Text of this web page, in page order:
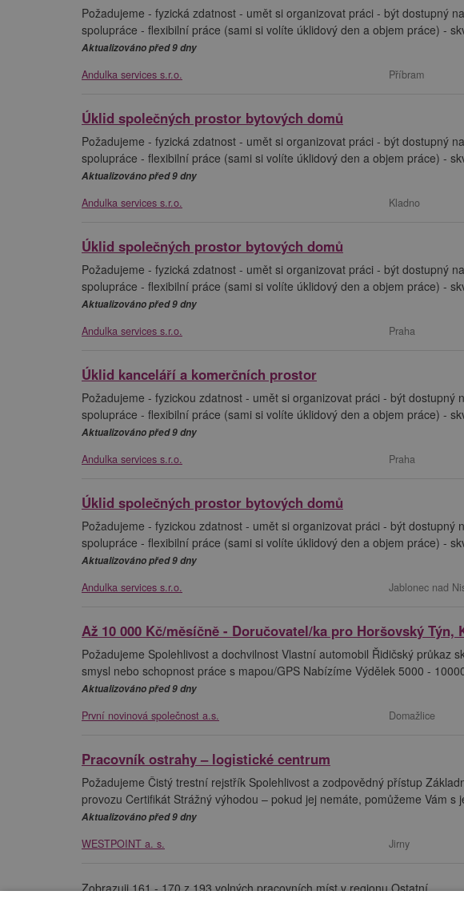
Požadujeme - fyzická zdatnost - umět si organizovat práci - být dostupný
spolupráce - flexibilní práce (sami si volíte úklidový den a objem práce) -
Aktualizováno před 9 dny
Andulka services s.r.o. Příbram
Úklid společných prostor bytových domů
Požadujeme - fyzická zdatnost - umět si organizovat práci - být dostupný
spolupráce - flexibilní práce (sami si volíte úklidový den a objem práce) -
Aktualizováno před 9 dny
Andulka services s.r.o. Kladno
Úklid společných prostor bytových domů
Požadujeme - fyzická zdatnost - umět si organizovat práci - být dostupný
spolupráce - flexibilní práce (sami si volíte úklidový den a objem práce) -
Aktualizováno před 9 dny
Andulka services s.r.o. Praha
Úklid kanceláří a komerčních prostor
Požadujeme - fyzickou zdatnost - umět si organizovat práci - být
spolupráce - flexibilní práce (sami si volíte úklidový den a objem práce) -
Aktualizováno před 9 dny
Andulka services s.r.o. Praha
Úklid společných prostor bytových domů
Požadujeme - fyzickou zdatnost - umět si organizovat práci - být
spolupráce - flexibilní práce (sami si volíte úklidový den a objem práce) -
Aktualizováno před 9 dny
Andulka services s.r.o. Jablonec nad
Až 10 000 Kč/měsíčně - Doručovatel/ka pro Horšovský Týn,
Požadujeme Spolehlivost a dochvilnost Vlastní automobil Řidičský průkaz
smysl nebo schopnost práce s mapou/GPS Nabízíme Výdělek 5000 -
Aktualizováno před 9 dny
První novinová společnost a.s. Domažlice
Pracovník ostrahy – logistické centrum
Požadujeme Čistý trestní rejstřík Spolehlivost a zodpovědný přístup
provozu Certifikát Strážný výhodou – pokud jej nemáte, pomůžeme Vám
Aktualizováno před 9 dny
WESTPOINT a. s. Jirny
Zobrazuji 161 - 170 z 193 volných pracovních míst v regionu Ostatní